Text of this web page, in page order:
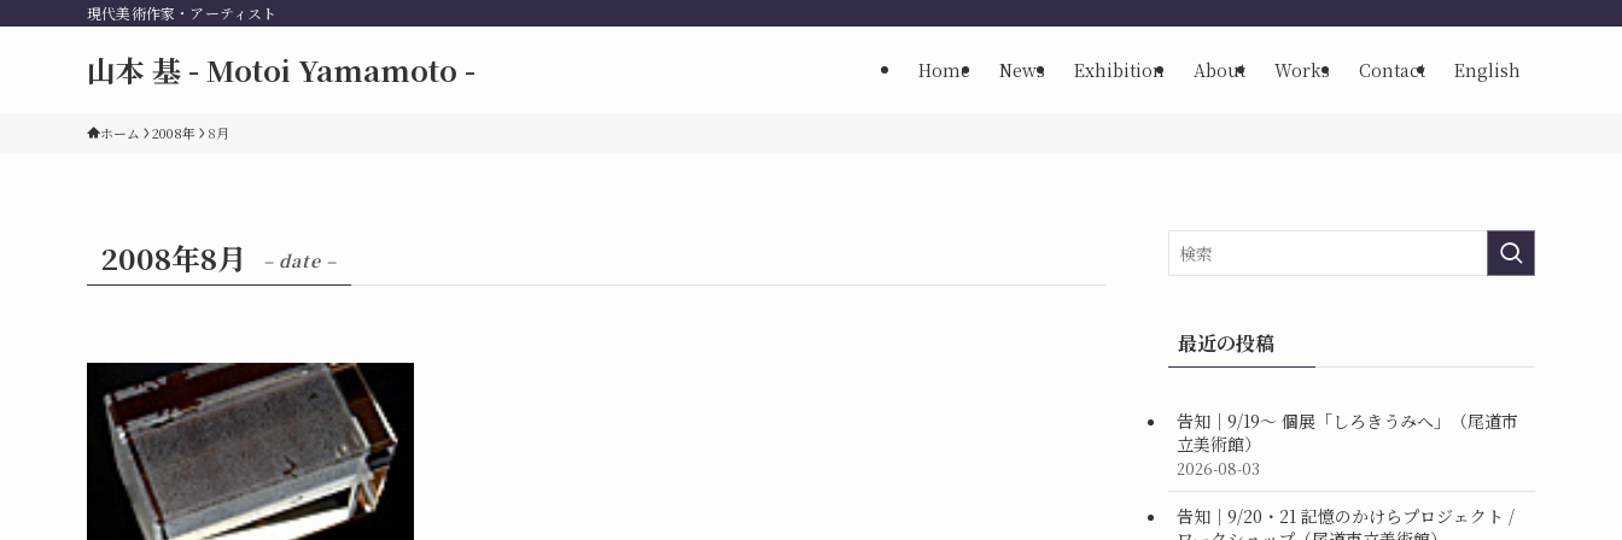
現代美術作家・アーティスト
山本 基 - Motoi Yamamoto - Home News Exhibition About Works Contact English
ホーム 2008年 8月
2008年8月 – date –
最近の投稿
告知｜9/19〜 個展「しろきうみへ」（尾道市
立美術館）
2026-08-03
告知｜9/20・21 記憶のかけらプロジェクト /